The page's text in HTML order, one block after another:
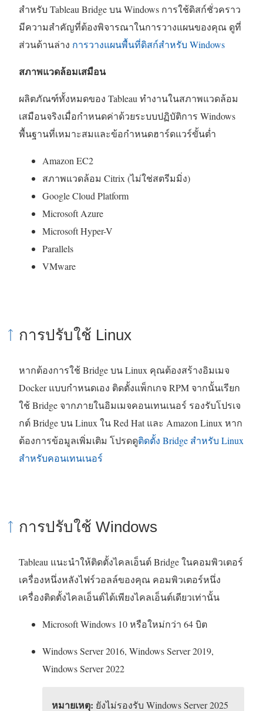
สำหรับ Tableau Bridge บน Windows การใช้ดิสก์ชั่วคราว
มีความสำคัญที่ต้องพิจารณาในการวางแผนของคุณ ดูที่
ส่วนด้านล่าง การวางแผนพื้นที่ดิสก์สำหรับ Windows
สภาพแวดล้อมเสมือน
ผลิตภัณฑ์ทั้งหมดของ Tableau ทำงานในสภาพแวดล้อม
เสมือนจริงเมื่อกำหนดค่าด้วยระบบปฏิบัติการ Windows
พื้นฐานที่เหมาะสมและข้อกำหนดฮาร์ดแวร์ขั้นต่ำ
Amazon EC2
สภาพแวดล้อม Citrix (ไม่ใช่สตรีมมิ่ง)
Google Cloud Platform
Microsoft Azure
Microsoft Hyper-V
Parallels
VMware
การปรับใช้ Linux
หากต้องการใช้ Bridge บน Linux คุณต้องสร้างอิมเมจ
Docker แบบกำหนดเอง ติดตั้งแพ็กเกจ RPM จากนั้นเรียก
ใช้ Bridge จากภายในอิมเมจคอนเทนเนอร์ รองรับโปรเจ
กต์ Bridge บน Linux ใน Red Hat และ Amazon Linux หาก
ต้องการข้อมูลเพิ่มเติม โปรดดูติดตั้ง Bridge สำหรับ Linux
สำหรับคอนเทนเนอร์
การปรับใช้ Windows
Tableau แนะนำให้ติดตั้งไคลเอ็นต์ Bridge ในคอมพิวเตอร์
เครื่องหนึ่งหลังไฟร์วอลล์ของคุณ คอมพิวเตอร์หนึ่ง
เครื่องติดตั้งไคลเอ็นต์ได้เพียงไคลเอ็นต์เดียวเท่านั้น
Microsoft Windows 10 หรือใหม่กว่า 64 บิต
Windows Server 2016, Windows Server 2019,
Windows Server 2022
หมายเหตุ: ยังไม่รองรับ Windows Server 2025